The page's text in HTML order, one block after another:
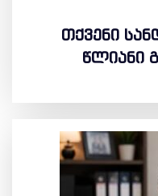
თქვენი
წლიანი